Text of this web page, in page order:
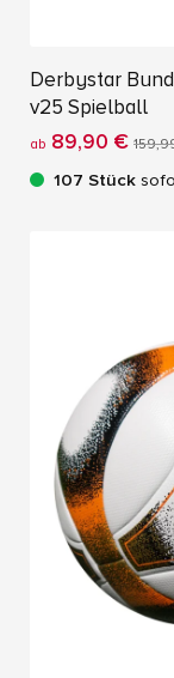
Derbystar
v25 Spielball
ab 89,90 €
107 Stück